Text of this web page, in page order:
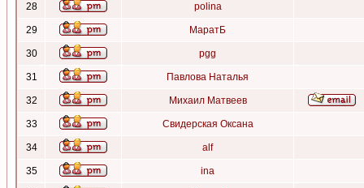
28 polina
29 МаратБ
30 pgg
31 Павлова Наталья
32 Михаил Матвеев
33 Свидерская Оксана
34 alf
35 ina